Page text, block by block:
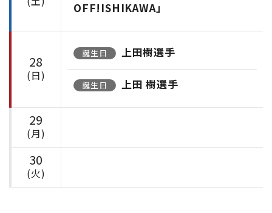
OFF!ISHIKAWA」
28
(日)
誕生日 上田樹選手
誕生日 上田 樹選手
29
(月)
30
(火)